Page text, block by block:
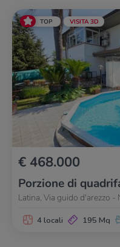
TOP VISITA 3D
€ 468.000
Porzione di
Latina, Via guido d'arezzo -
4 locali 195 Mq